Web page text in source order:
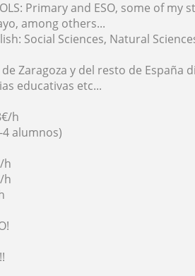
Primary and ESO, some of
among others...
Social Sciences, Natural
Zaragoza y del resto de España
educativas etc...
h
alumnos)
h
h